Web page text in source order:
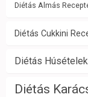
Diétás Almás
Diétás Cukkini
Diétás Húsételek
Diétás